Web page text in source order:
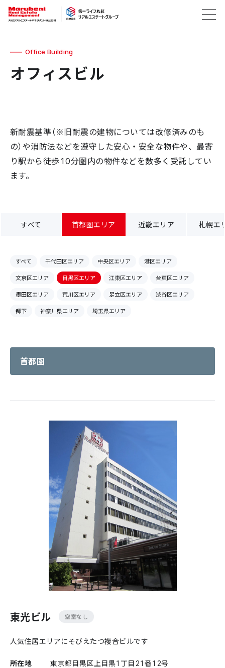
Office Building
オフィスビル
新耐震基準（※旧耐震の建物については改修済みのも
の）や消防法などを遵守した安心・安全な物件や、最寄
り駅から徒歩10分圏内の物件などを数多く受託してい
ます。
すべて 首都圏エリア 近畿エリア 札幌エ
すべて 千代田区エリア 中央区エリア
港区エリア
文京区エリア
目黒区エリア 江東区エリア
台東区エリア
墨田区エリア
荒川区エリア 足立区エリア
渋谷区エリア
都下
神奈川県エリア 埼玉県エリア
首都圏
東光ビル 空室なし
人気住居エリアにそびえたつ複合ビルです
所在地
東京都目黒区上目黒1丁目21番12号